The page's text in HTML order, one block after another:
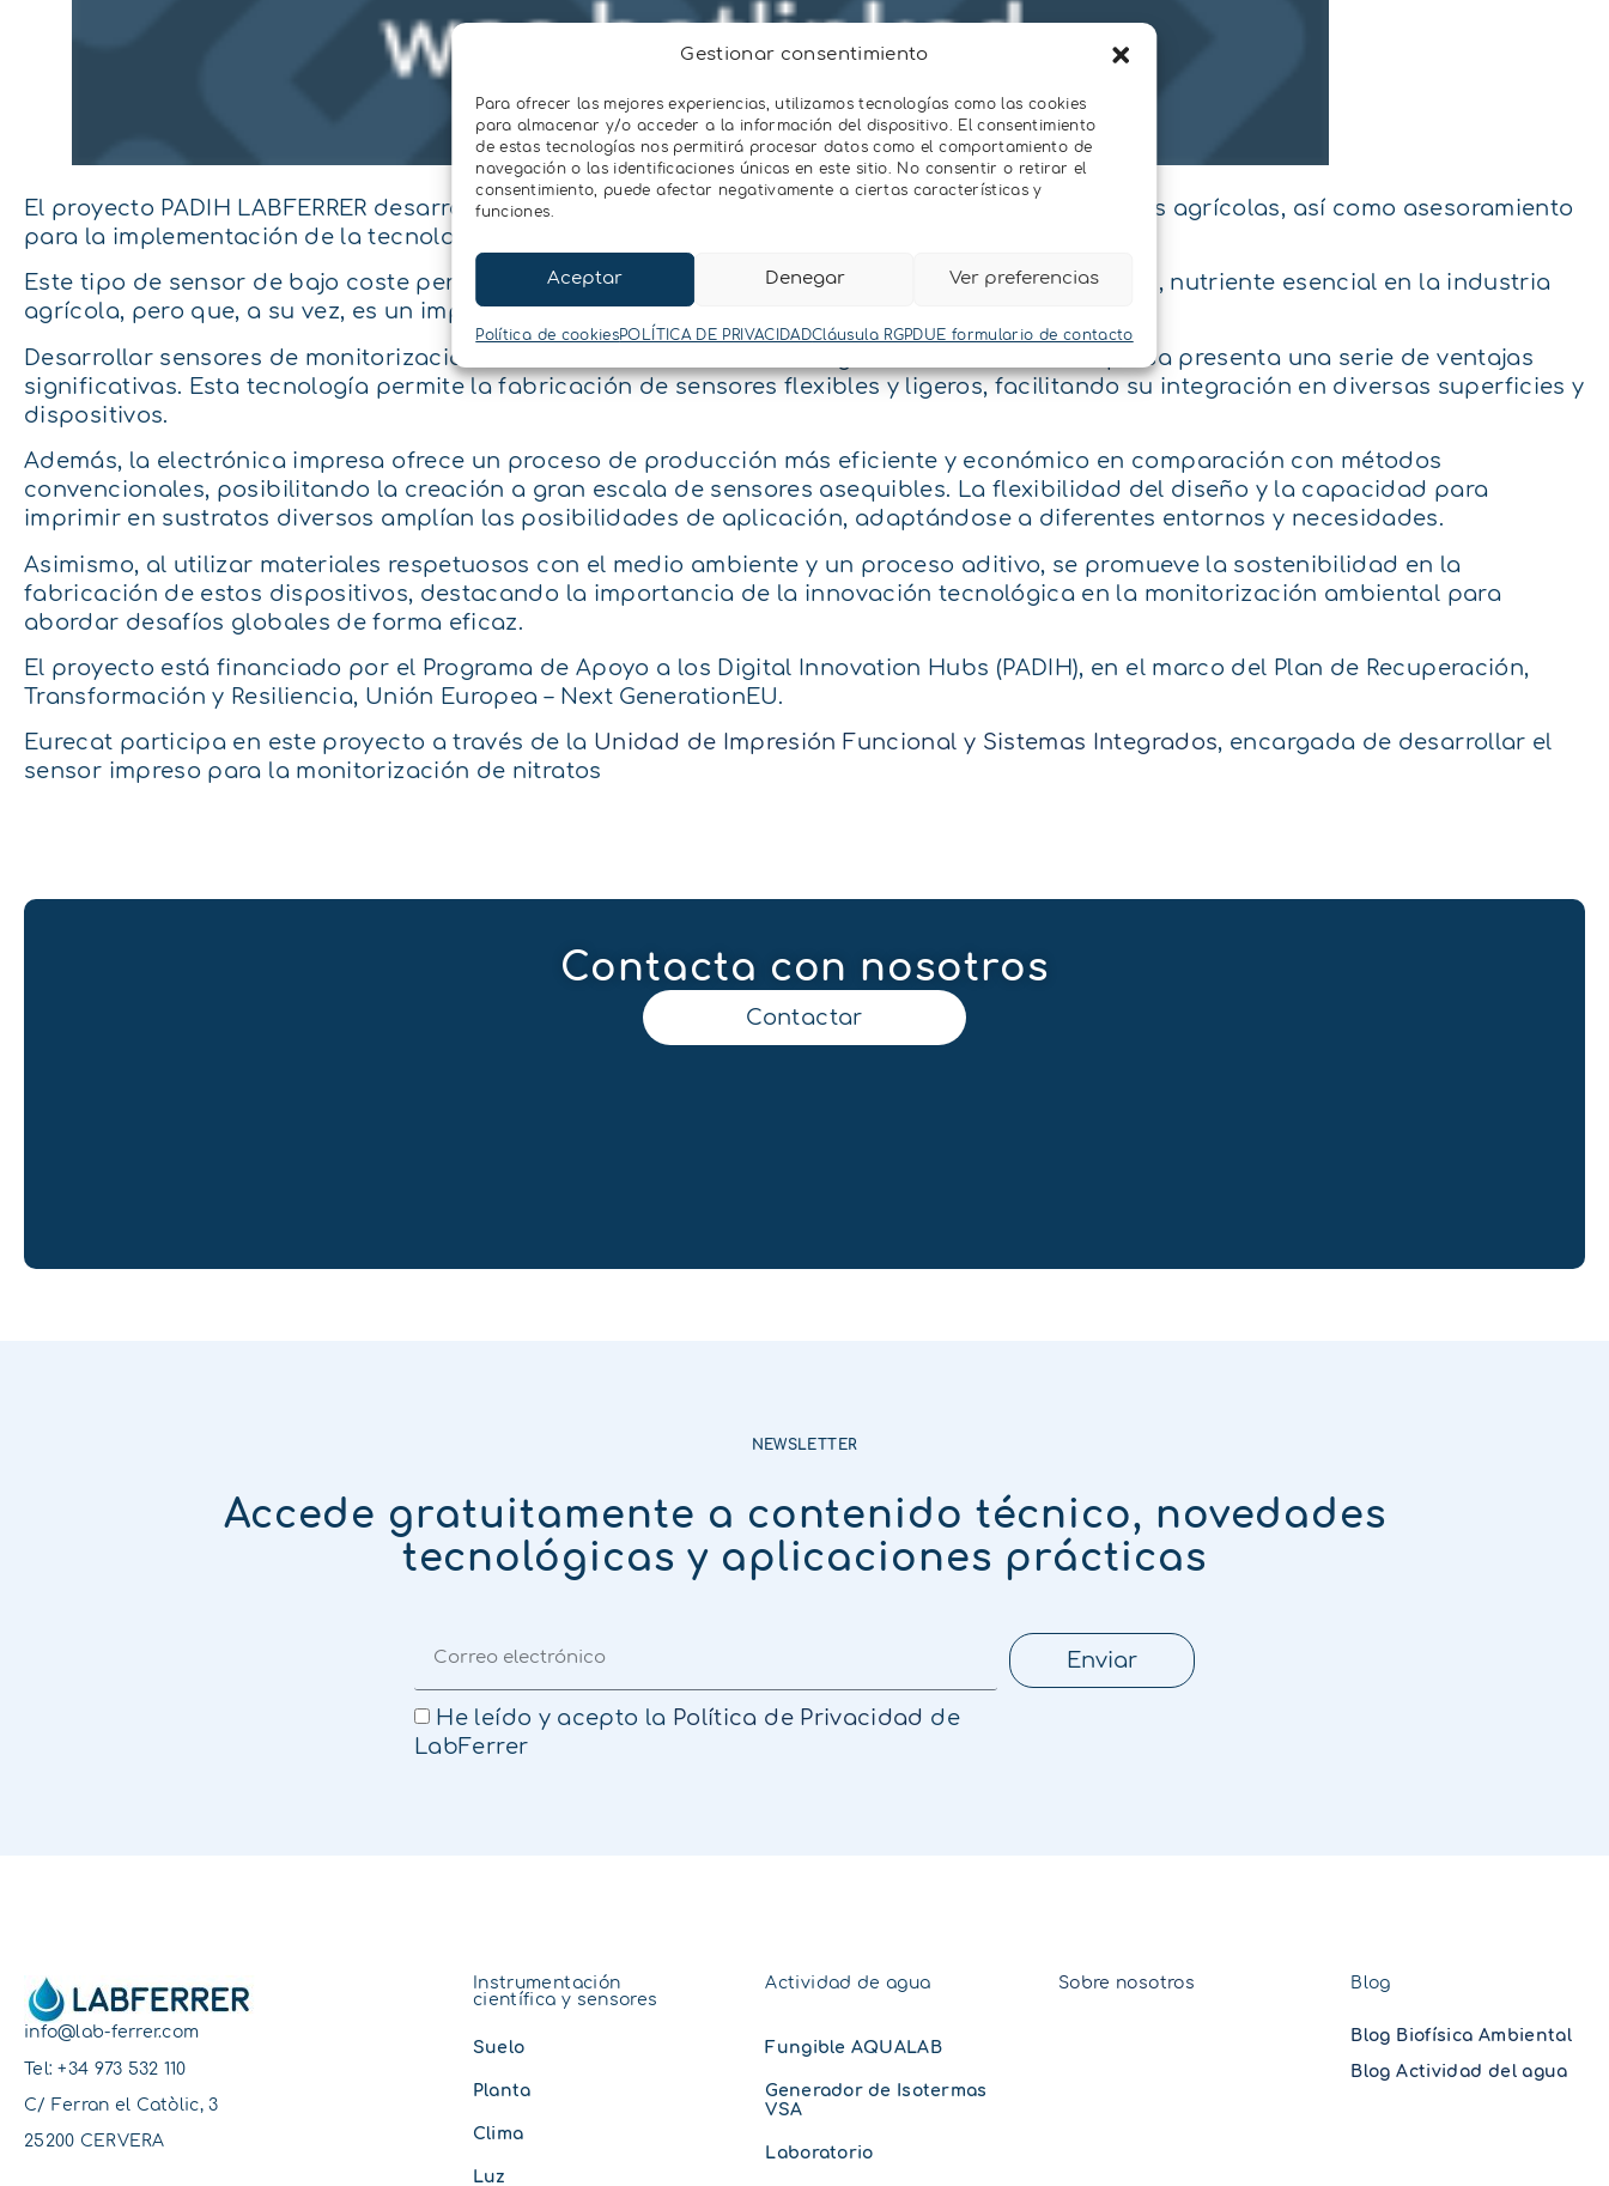
Gestionar consentimiento
Para ofrecer las mejores experiencias, utilizamos tecnologías como las cookies
para almacenar y/o acceder a la información del dispositivo. El consentimiento
de estas tecnologías nos permitirá procesar datos como el comportamiento de
navegación o las identificaciones únicas en este sitio. No consentir o retirar el
consentimiento, puede afectar negativamente a ciertas características y
funciones.
Aceptar Denegar Ver preferencias
Política de cookiesPOLÍTICA DE PRIVACIDADCláusula RGPDUE formulario de contacto
El proyecto PADIH LABFERRER desarrolla un sensor impreso para la detección de nitratos en aguas agrícolas, así como asesoramiento
para la implementación de la tecnología.
Este tipo de sensor de bajo coste permite desplegar una amplia red de monitorización de nitratos, nutriente esencial en la industria
agrícola, pero que, a su vez, es un importante contaminante en aguas.
Desarrollar sensores de monitorización ambiental mediante la tecnología de la electrónica impresa presenta una serie de ventajas
significativas. Esta tecnología permite la fabricación de sensores flexibles y ligeros, facilitando su integración en diversas superficies y
dispositivos.
Además, la electrónica impresa ofrece un proceso de producción más eficiente y económico en comparación con métodos
convencionales, posibilitando la creación a gran escala de sensores asequibles. La flexibilidad del diseño y la capacidad para
imprimir en sustratos diversos amplían las posibilidades de aplicación, adaptándose a diferentes entornos y necesidades.
Asimismo, al utilizar materiales respetuosos con el medio ambiente y un proceso aditivo, se promueve la sostenibilidad en la
fabricación de estos dispositivos, destacando la importancia de la innovación tecnológica en la monitorización ambiental para
abordar desafíos globales de forma eficaz.
El proyecto está financiado por el Programa de Apoyo a los Digital Innovation Hubs (PADIH), en el marco del Plan de Recuperación,
Transformación y Resiliencia, Unión Europea – Next GenerationEU.
Eurecat participa en este proyecto a través de la Unidad de Impresión Funcional y Sistemas Integrados, encargada de desarrollar el
sensor impreso para la monitorización de nitratos
Contacta con nosotros
Contactar
NEWSLETTER
Accede gratuitamente a contenido técnico, novedades
tecnológicas y aplicaciones prácticas
He leído y acepto la Política de Privacidad de
LabFerrer
Enviar
info@lab-ferrer.com
Tel:+34 973 532 110
C/ Ferran el Catòlic, 3
25200 CERVERA
Instrumentación
científica y sensores
Suelo
Planta
Clima
Luz
Actividad de agua
Fungible AQUALAB
Generador de Isotermas
VSA
Laboratorio
Sobre nosotros Blog
Blog Biofísica Ambiental
Blog Actividad del agua